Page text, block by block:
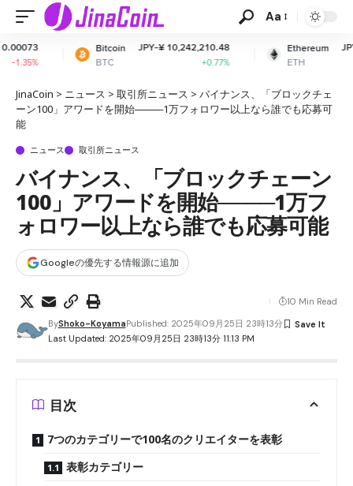
Aa
Bitcoin
BTC
JPY-¥ 10,242,210.48
+0.77%
Ethereum
ETH
JPY-¥ 302,176.51
+0.46%
JinaCoin > ニュース > 取引所ニュース > バイナンス、「ブロックチェ
ーン100」アワードを開始────1万フォロワー以上なら誰でも応募可
能
ニュース 取引所ニュース
バイナンス、「ブロックチェーン
100」アワードを開始────1万フ
ォロワー以上なら誰でも応募可能
Googleの優先する情報源に追加
Last Updated: 2025年09月25日 23時13分 11:13 PM
ByShoko-KoyamaPublished: 2025年09月25日 23時13分
10 Min Read
目次
7つのカテゴリーで100名のクリエイターを表彰
表彰カテゴリー